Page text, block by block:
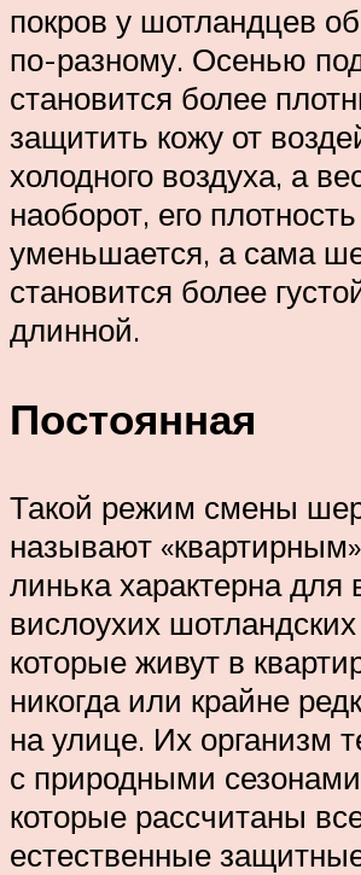
покров у шотландцев
по-разному. Осенью
становится более
защитить кожу от
холодного воздуха, а
наоборот, его плотность
уменьшается, а сама
становится более
длинной.
Постоянная
Такой режим смены
называют
линька характерна для
вислоухих
которые живут в
никогда или крайне
на улице. Их организм
с природными
которые рассчитаны
естественные